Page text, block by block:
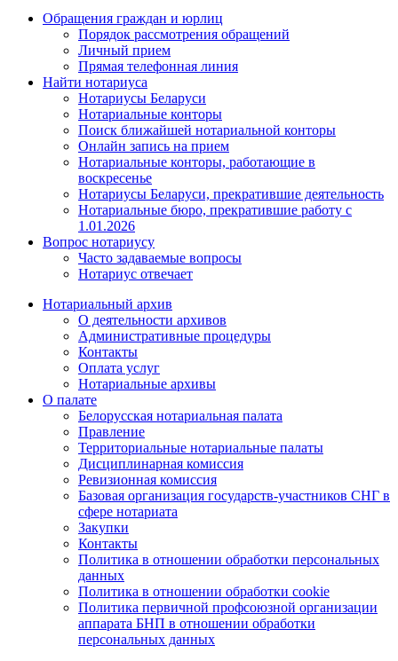
Обращения граждан и юрлиц
Порядок рассмотрения обращений
Личный прием
Прямая телефонная линия
Найти нотариуса
Нотариусы Беларуси
Нотариальные конторы
Поиск ближайшей нотариальной конторы
Онлайн запись на прием
Нотариальные конторы, работающие в
воскресенье
Нотариусы Беларуси, прекратившие деятельность
Нотариальные бюро, прекратившие работу с
1.01.2026
Вопрос нотариусу
Часто задаваемые вопросы
Нотариус отвечает
Нотариальный архив
О деятельности архивов
Административные процедуры
Контакты
Оплата услуг
Нотариальные архивы
О палате
Белорусская нотариальная палата
Правление
Территориальные нотариальные палаты
Дисциплинарная комиссия
Ревизионная комиссия
Базовая организация государств-участников СНГ в
сфере нотариата
Закупки
Контакты
Политика в отношении обработки персональных
данных
Политика в отношении обработки cookie
Политика первичной профсоюзной организации
аппарата БНП в отношении обработки
персональных данных